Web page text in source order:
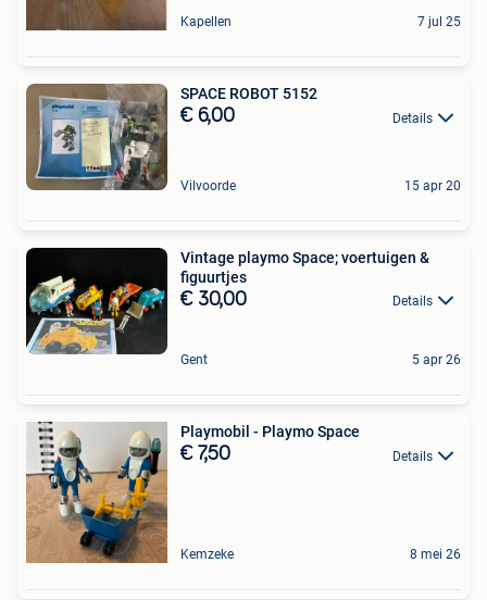
Kapellen 7 jul 25
SPACE ROBOT 5152
€ 6,00 Details
Vilvoorde 15 apr 20
Vintage playmo Space; voertuigen &
figuurtjes
€ 30,00 Details
Gent 5 apr 26
Playmobil - Playmo Space
€ 7,50 Details
Kemzeke 8 mei 26